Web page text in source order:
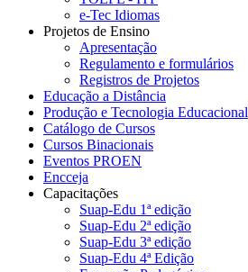
e-Tec Idiomas
Projetos de Ensino
Apresentação
Regulamento e formulários
Registros de Projetos
Educação a Distância
Produção e Tecnologia Educacional
Catálogo de Cursos
Cursos Binacionais
Eventos PROEN
Encceja
Capacitações
Suap-Edu 1ª edição
Suap-Edu 2ª edição
Suap-Edu 3ª edição
Suap-Edu 4ª Edição